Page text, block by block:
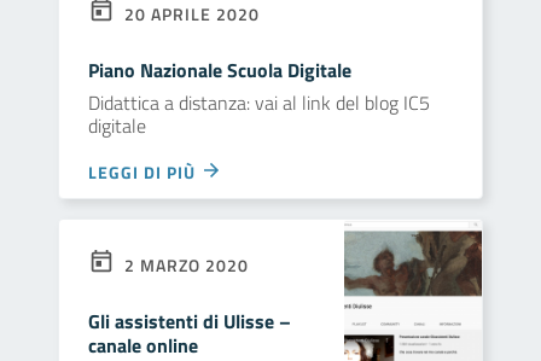
20 APRILE 2020
Piano Nazionale Scuola Digitale
Didattica a distanza: vai al link del blog IC5
digitale
LEGGI DI PIÙ
2 MARZO 2020
Gli assistenti di Ulisse –
canale online